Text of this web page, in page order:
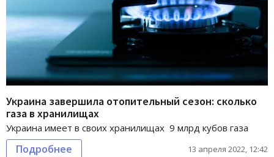
Украина завершила отопительный сезон: сколько
газа в хранилищах
Украина имеет в своих хранилищах 9 млрд кубов газа
Подробнее 13 апреля 2022, 12:42